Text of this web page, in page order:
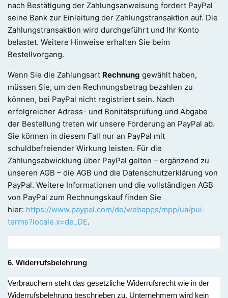
nach Bestätigung der Zahlungsanweisung fordert PayPal
seine Bank zur Einleitung der Zahlungstransaktion auf. Die
Zahlungstransaktion wird durchgeführt und Ihr Konto
belastet. Weitere Hinweise erhalten Sie beim
Bestellvorgang.
Wenn Sie die Zahlungsart Rechnung gewählt haben,
müssen Sie, um den Rechnungsbetrag bezahlen zu
können, bei PayPal nicht registriert sein. Nach
erfolgreicher Adress- und Bonitätsprüfung und Abgabe
der Bestellung treten wir unsere Forderung an PayPal ab.
Sie können in diesem Fall nur an PayPal mit
schuldbefreiender Wirkung leisten. Für die
Zahlungsabwicklung über PayPal gelten – ergänzend zu
unseren AGB – die AGB und die Datenschutzerklärung von
PayPal. Weitere Informationen und die vollständigen AGB
von PayPal zum Rechnungskauf finden Sie
hier: https://www.paypal.com/de/webapps/mpp/ua/pui-
terms?locale.x=de_DE.
6. Widerrufsbelehrung
Verbrauchern steht das gesetzliche Widerrufsrecht wie in der
Widerrufsbelehrung beschrieben zu. Unternehmern wird kein